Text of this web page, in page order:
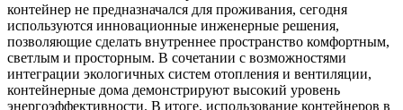
контейнер не предназначался для проживания, сегодня
используются инновационные инженерные решения,
позволяющие сделать внутреннее пространство комфортным,
светлым и просторным. В сочетании с возможностями
интеграции экологичных систем отопления и вентиляции,
контейнерные дома демонстрируют высокий уровень
энергоэффективности. В итоге, использование контейнеров в